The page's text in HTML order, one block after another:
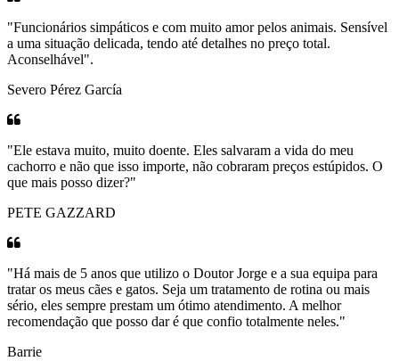
"Funcionários simpáticos e com muito amor pelos animais. Sensível
a uma situação delicada, tendo até detalhes no preço total.
Aconselhável".
Severo Pérez García
"Ele estava muito, muito doente. Eles salvaram a vida do meu
cachorro e não que isso importe, não cobraram preços estúpidos. O
que mais posso dizer?"
PETE GAZZARD
"Há mais de 5 anos que utilizo o Doutor Jorge e a sua equipa para
tratar os meus cães e gatos. Seja um tratamento de rotina ou mais
sério, eles sempre prestam um ótimo atendimento. A melhor
recomendação que posso dar é que confio totalmente neles."
Barrie